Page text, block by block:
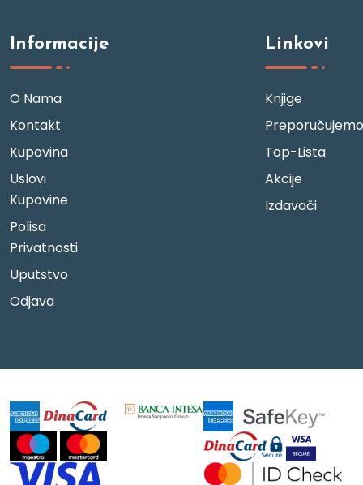
Informacije
O Nama
Kontakt
Kupovina
Uslovi
Kupovine
Polisa
Privatnosti
Uputstvo
Odjava
Linkovi
Knjige
Preporučujemo
Top-Lista
Akcije
Izdavači